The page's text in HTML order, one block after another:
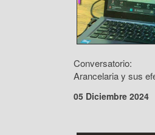
Arancelaria y sus
05 Diciembre 2024